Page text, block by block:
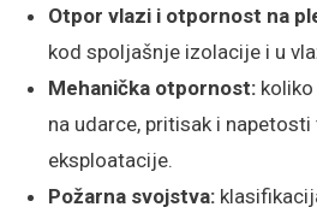
Otpor vlazi i otpornost na
kod spoljašnje izolacije i u
Mehanička otpornost:
na udarce, pritisak i
eksploatacije.
Požarna svojstva: